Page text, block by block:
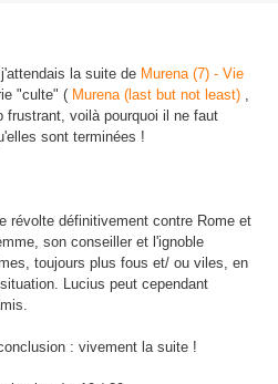
la suite de Murena (7) - Vie
"culte" ( Murena (last but not least) ,
frustrant, voilà pourquoi il ne faut
sont terminées !
révolte définitivement contre Rome et
son conseiller et l'ignoble
toujours plus fous et/ ou viles, en
Lucius peut cependant
: vivement la suite !